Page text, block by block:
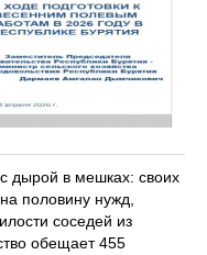
дырой в мешках: своих
половину нужд,
соседей из
обещает 455